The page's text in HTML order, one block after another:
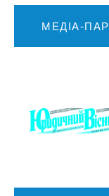
МЕДІА-